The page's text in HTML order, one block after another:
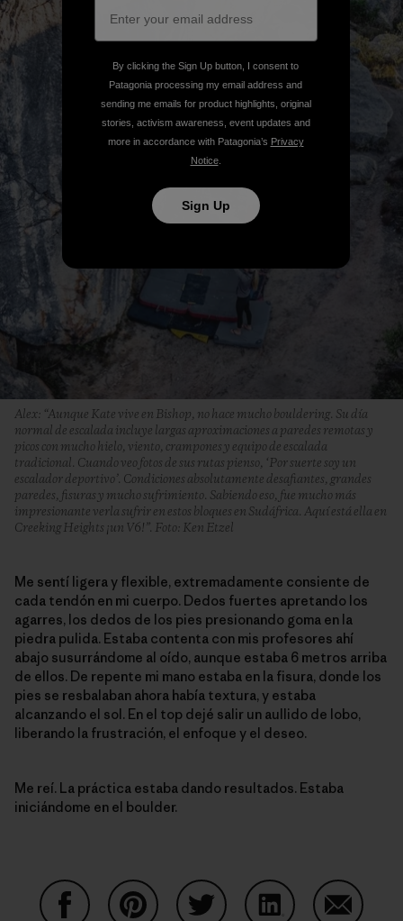
Alex: “Aunque Kate vive en Bishop, no hace mucho bouldering. Su día
normal de escalada incluye largas aproximaciones a paredes remotas y
picos con mucho hielo, viento, crampones y equipo de escalada
tradicional. Cuando veo fotos de sus rutas pienso, ‘Por suerte soy un
escalador deportivo’. Condiciones absolutamente desafiantes, grandes
paredes, fisuras y mucho sufrimiento. Sabiendo eso, fue mucho más
impresionante verla sufrir en estos bloques en Sudáfrica. Aquí está ella en
Creeking Heights ¡un V6!”. Foto: Ken Etzel
Me sentí ligera y flexible, extremadamente consiente de
cada tendón en mi cuerpo. Dedos fuertes apretando los
agarres, los dedos de los pies presionando goma en la
piedra pulida. Estaba contenta con mis profesores ahí
abajo susurrándome al oído, aunque estaba 6 metros arriba
de ellos. De repente mi mano estaba en la fisura, donde los
pies se resbalaban ahora había textura, y estaba
alcanzando el sol. En el top dejé salir un aullido de lobo,
liberando la frustración, el enfoque y el deseo.
Me reí. La práctica estaba dando resultados. Estaba
iniciándome en el boulder.
By clicking the Sign Up button, I consent to
Patagonia processing my email address and
sending me emails for product highlights, original
stories, activism awareness, event updates and
more in accordance with Patagonia’s Privacy
Notice.
Sign Up